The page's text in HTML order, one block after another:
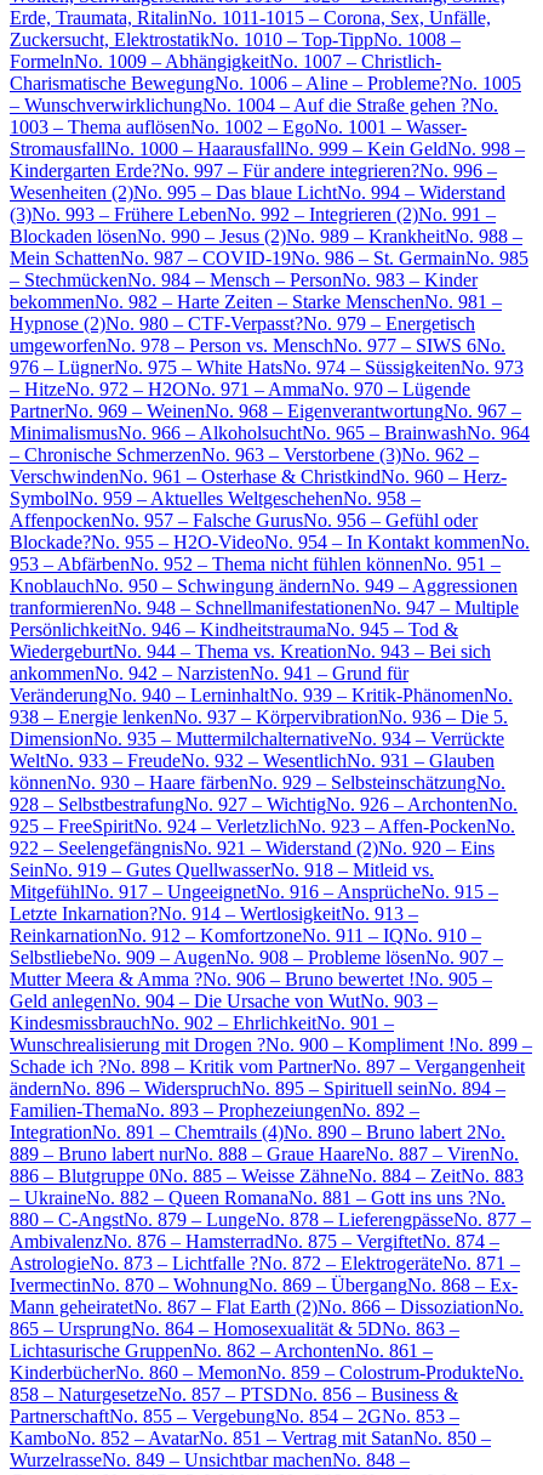
Erde, Traumata, RitalinNo. 1011-1015 – Corona, Sex, Unfälle,
Zuckersucht, ElektrostatikNo. 1010 – Top-TippNo. 1008 –
FormelnNo. 1009 – AbhängigkeitNo. 1007 – Christlich-
Charismatische BewegungNo. 1006 – Aline – Probleme?No. 1005
– WunschverwirklichungNo. 1004 – Auf die Straße gehen ?No.
1003 – Thema auflösenNo. 1002 – EgoNo. 1001 – Wasser-
StromausfallNo. 1000 – HaarausfallNo. 999 – Kein GeldNo. 998 –
Kindergarten Erde?No. 997 – Für andere integrieren?No. 996 –
Wesenheiten (2)No. 995 – Das blaue LichtNo. 994 – Widerstand
(3)No. 993 – Frühere LebenNo. 992 – Integrieren (2)No. 991 –
Blockaden lösenNo. 990 – Jesus (2)No. 989 – KrankheitNo. 988 –
Mein SchattenNo. 987 – COVID-19No. 986 – St. GermainNo. 985
– StechmückenNo. 984 – Mensch – PersonNo. 983 – Kinder
bekommenNo. 982 – Harte Zeiten – Starke MenschenNo. 981 –
Hypnose (2)No. 980 – CTF-Verpasst?No. 979 – Energetisch
umgeworfenNo. 978 – Person vs. MenschNo. 977 – SIWS 6No.
976 – LügnerNo. 975 – White HatsNo. 974 – SüssigkeitenNo. 973
– HitzeNo. 972 – H2ONo. 971 – AmmaNo. 970 – Lügende
PartnerNo. 969 – WeinenNo. 968 – EigenverantwortungNo. 967 –
MinimalismusNo. 966 – AlkoholsuchtNo. 965 – BrainwashNo. 964
– Chronische SchmerzenNo. 963 – Verstorbene (3)No. 962 –
VerschwindenNo. 961 – Osterhase & ChristkindNo. 960 – Herz-
SymbolNo. 959 – Aktuelles WeltgeschehenNo. 958 –
AffenpockenNo. 957 – Falsche GurusNo. 956 – Gefühl oder
Blockade?No. 955 – H2O-VideoNo. 954 – In Kontakt kommenNo.
953 – AbfärbenNo. 952 – Thema nicht fühlen könnenNo. 951 –
KnoblauchNo. 950 – Schwingung ändernNo. 949 – Aggressionen
tranformierenNo. 948 – SchnellmanifestationenNo. 947 – Multiple
PersönlichkeitNo. 946 – KindheitstraumaNo. 945 – Tod &
WiedergeburtNo. 944 – Thema vs. KreationNo. 943 – Bei sich
ankommenNo. 942 – NarzistenNo. 941 – Grund für
VeränderungNo. 940 – LerninhaltNo. 939 – Kritik-PhänomenNo.
938 – Energie lenkenNo. 937 – KörpervibrationNo. 936 – Die 5.
DimensionNo. 935 – MuttermilchalternativeNo. 934 – Verrückte
WeltNo. 933 – FreudeNo. 932 – WesentlichNo. 931 – Glauben
könnenNo. 930 – Haare färbenNo. 929 – SelbsteinschätzungNo.
928 – SelbstbestrafungNo. 927 – WichtigNo. 926 – ArchontenNo.
925 – FreeSpiritNo. 924 – VerletzlichNo. 923 – Affen-PockenNo.
922 – SeelengefängnisNo. 921 – Widerstand (2)No. 920 – Eins
SeinNo. 919 – Gutes QuellwasserNo. 918 – Mitleid vs.
MitgefühlNo. 917 – UngeeignetNo. 916 – AnsprücheNo. 915 –
Letzte Inkarnation?No. 914 – WertlosigkeitNo. 913 –
ReinkarnationNo. 912 – KomfortzoneNo. 911 – IQNo. 910 –
SelbstliebeNo. 909 – AugenNo. 908 – Probleme lösenNo. 907 –
Mutter Meera & Amma ?No. 906 – Bruno bewertet !No. 905 –
Geld anlegenNo. 904 – Die Ursache von WutNo. 903 –
KindesmissbrauchNo. 902 – EhrlichkeitNo. 901 –
Wunschrealisierung mit Drogen ?No. 900 – Kompliment !No. 899 –
Schade ich ?No. 898 – Kritik vom PartnerNo. 897 – Vergangenheit
ändernNo. 896 – WiderspruchNo. 895 – Spirituell seinNo. 894 –
Familien-ThemaNo. 893 – ProphezeiungenNo. 892 –
IntegrationNo. 891 – Chemtrails (4)No. 890 – Bruno labert 2No.
889 – Bruno labert nurNo. 888 – Graue HaareNo. 887 – VirenNo.
886 – Blutgruppe 0No. 885 – Weisse ZähneNo. 884 – ZeitNo. 883
– UkraineNo. 882 – Queen RomanaNo. 881 – Gott ins uns ?No.
880 – C-AngstNo. 879 – LungeNo. 878 – LieferengpässeNo. 877 –
AmbivalenzNo. 876 – HamsterradNo. 875 – VergiftetNo. 874 –
AstrologieNo. 873 – Lichtfalle ?No. 872 – ElektrogeräteNo. 871 –
IvermectinNo. 870 – WohnungNo. 869 – ÜbergangNo. 868 – Ex-
Mann geheiratetNo. 867 – Flat Earth (2)No. 866 – DissoziationNo.
865 – UrsprungNo. 864 – Homosexualität & 5DNo. 863 –
Lichtasurische GruppenNo. 862 – ArchontenNo. 861 –
KinderbücherNo. 860 – MemonNo. 859 – Colostrum-ProdukteNo.
858 – NaturgesetzeNo. 857 – PTSDNo. 856 – Business &
PartnerschaftNo. 855 – VergebungNo. 854 – 2GNo. 853 –
KamboNo. 852 – AvatarNo. 851 – Vertrag mit SatanNo. 850 –
WurzelrasseNo. 849 – Unsichtbar machenNo. 848 –